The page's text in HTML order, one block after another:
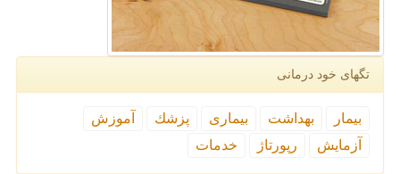
تگهای خود درمانی
بیمار بهداشت بیماری پزشك
آموزش
آزمایش
رپورتاژ خدمات